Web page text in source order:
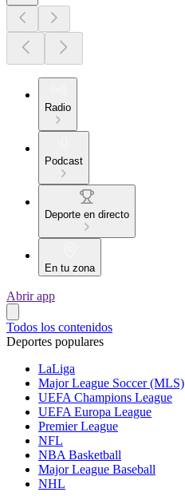
Radio
Podcast
Deporte en directo
En tu zona
Abrir app
Todos los contenidos
Deportes populares
LaLiga
Major League Soccer (MLS)
UEFA Champions League
UEFA Europa League
Premier League
NFL
NBA Basketball
Major League Baseball
NHL